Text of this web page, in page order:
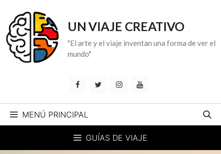
contenido
UN VIAJE CREATIVO
"El arte y el viaje inventan una forma de ver el
mundo"
MENÚ PRINCIPAL
GUÍAS DE VIAJE